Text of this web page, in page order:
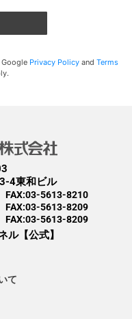
Privacy Policy and Terms
4東和ビル
5613-8210
5613-8209
5613-8209
ル【公式】
て